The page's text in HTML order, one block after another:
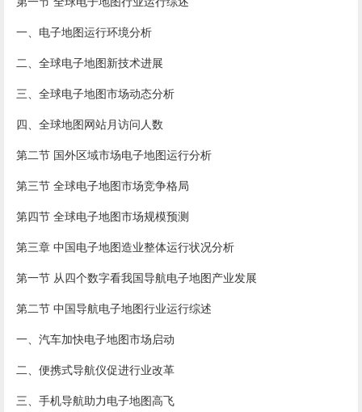
一、电子地图运行环境分析
二、全球电子地图新技术进展
三、全球电子地图市场动态分析
四、全球地图网站月访问人数
第二节 国外区域市场电子地图运行分析
第三节 全球电子地图市场竞争格局
第四节 全球电子地图市场规模预测
第三章 中国电子地图造业整体运行状况分析
第一节 从四个数字看我国导航电子地图产业发展
第二节 中国导航电子地图行业运行综述
一、汽车加快电子地图市场启动
二、便携式导航仪促进行业改革
三、手机导航助力电子地图高飞